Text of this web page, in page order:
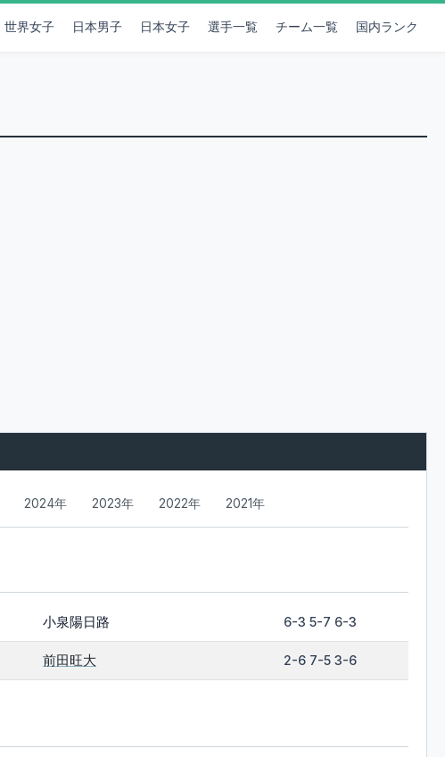
世界女子 日本男子 日本女子 選手一覧 チーム一覧 国内ランク
2024年 2023年 2022年 2021年
小泉陽日路 6-3 5-7 6-3
前田旺大 2-6 7-5 3-6